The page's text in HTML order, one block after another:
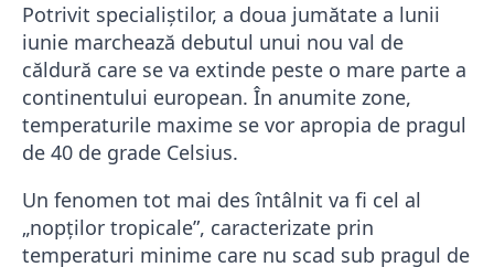
Potrivit specialiștilor, a doua jumătate a lunii
iunie marchează debutul unui nou val de
căldură care se va extinde peste o mare parte a
continentului european. În anumite zone,
temperaturile maxime se vor apropia de pragul
de 40 de grade Celsius.
Un fenomen tot mai des întâlnit va fi cel al
„nopților tropicale”, caracterizate prin
temperaturi minime care nu scad sub pragul de